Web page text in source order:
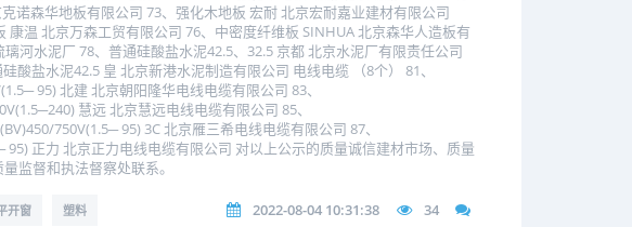
诺森华地板有限公司 73、强化木地板 宏耐 北京宏耐嘉业建材有限公司
温 北京万森工贸有限公司 76、中密度纤维板 SINHUA 北京森华人造板有
河水泥厂 78、普通硅酸盐水泥42.5、32.5 京都 北京水泥厂有限责任公司
盐水泥42.5 皇 北京新港水泥制造有限公司 电线电缆 （8个） 81、
95) 北建 北京朝阳隆华电线电缆有限公司 83、
慧远 北京慧远电线电缆有限公司 85、
750V(1.5─ 95) 3C 北京雁三希电线电缆有限公司 87、
95) 正力 北京正力电线电缆有限公司 对以上公示的质量诚信建材市场、质量
监督和执法督察处联系。
开窗 塑料 2022-08-04 10:31:38 34